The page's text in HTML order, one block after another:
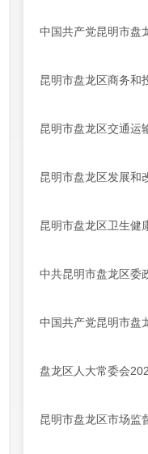
中国共产党昆明市盘
昆明市盘龙区商务和
昆明市盘龙区交通运
昆明市盘龙区发展和
昆明市盘龙区卫生健
中共昆明市盘龙区委
中国共产党昆明市盘
盘龙区人大常委会
昆明市盘龙区市场监